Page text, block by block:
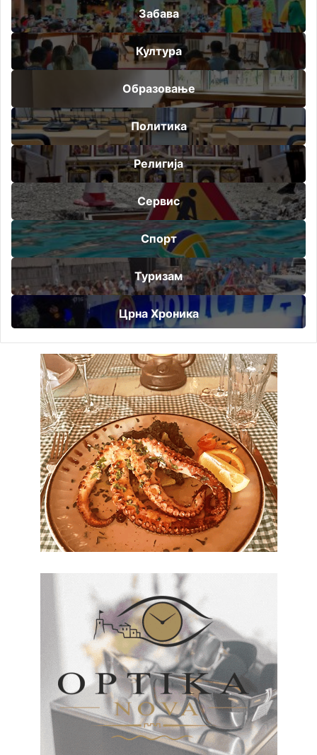
Забава
Култура
Образовање
Политика
Религија
Сервис
Спорт
Туризам
Црна Хроника